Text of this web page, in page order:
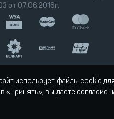
от 07.06.2016г.
использует файлы cookie
«Принять», вы даете согласие